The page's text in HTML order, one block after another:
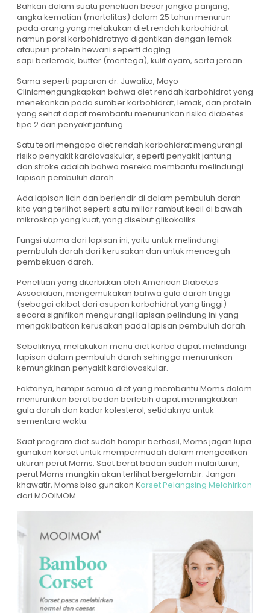
Bahkan dalam suatu penelitian besar jangka panjang,
angka kematian (mortalitas) dalam 25 tahun menurun
pada orang yang melakukan diet rendah karbohidrat
namun porsi karbohidratnya digantikan dengan lemak
ataupun protein hewani seperti daging
sapi berlemak, butter (mentega), kulit ayam, serta jeroan.
Sama seperti paparan dr. Juwalita, Mayo
Clinicmengungkapkan bahwa diet rendah karbohidrat yang
menekankan pada sumber karbohidrat, lemak, dan protein
yang sehat dapat membantu menurunkan risiko diabetes
tipe 2 dan penyakit jantung.
Satu teori mengapa diet rendah karbohidrat mengurangi
risiko penyakit kardiovaskular, seperti penyakit jantung
dan stroke adalah bahwa mereka membantu melindungi
lapisan pembuluh darah.
Ada lapisan licin dan berlendir di dalam pembuluh darah
kita yang terlihat seperti satu miliar rambut kecil di bawah
mikroskop yang kuat, yang disebut glikokaliks.
Fungsi utama dari lapisan ini, yaitu untuk melindungi
pembuluh darah dari kerusakan dan untuk mencegah
pembekuan darah.
Penelitian yang diterbitkan oleh American Diabetes
Association, mengemukakan bahwa gula darah tinggi
(sebagai akibat dari asupan karbohidrat yang tinggi)
secara signifikan mengurangi lapisan pelindung ini yang
mengakibatkan kerusakan pada lapisan pembuluh darah.
Sebaliknya, melakukan menu diet karbo dapat melindungi
lapisan dalam pembuluh darah sehingga menurunkan
kemungkinan penyakit kardiovaskular.
Faktanya, hampir semua diet yang membantu Moms dalam
menurunkan berat badan berlebih dapat meningkatkan
gula darah dan kadar kolesterol, setidaknya untuk
sementara waktu.
Saat program diet sudah hampir berhasil, Moms jagan lupa
gunakan korset untuk mempermudah dalam mengecilkan
ukuran perut Moms. Saat berat badan sudah mulai turun,
perut Moms mungkin akan terlihat bergelambir. Jangan
khawatir, Moms bisa gunakan Korset Pelangsing Melahirkan
dari MOOIMOM.